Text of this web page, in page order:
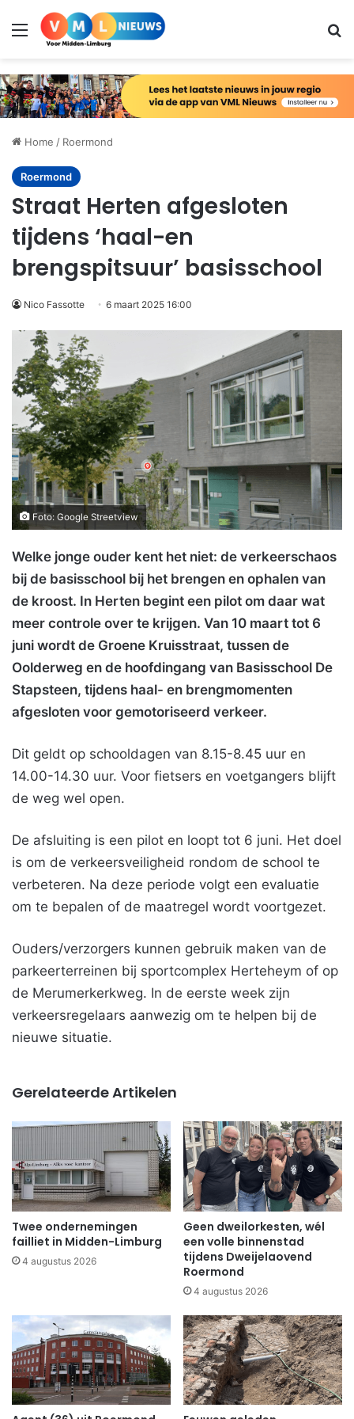
Menu
Home / Roermond
Roermond
Straat Herten afgesloten
tijdens ‘haal-en
brengspitsuur’ basisschool
Nico Fassotte 6 maart 2025 16:00
Foto: Google Streetview
Welke jonge ouder kent het niet: de verkeerschaos
bij de basisschool bij het brengen en ophalen van
de kroost. In Herten begint een pilot om daar wat
meer controle over te krijgen. Van 10 maart tot 6
juni wordt de Groene Kruisstraat, tussen de
Oolderweg en de hoofdingang van Basisschool De
Stapsteen, tijdens haal- en brengmomenten
afgesloten voor gemotoriseerd verkeer.
Dit geldt op schooldagen van 8.15-8.45 uur en
14.00-14.30 uur. Voor fietsers en voetgangers blijft
de weg wel open.
De afsluiting is een pilot en loopt tot 6 juni. Het doel
is om de verkeersveiligheid rondom de school te
verbeteren. Na deze periode volgt een evaluatie
om te bepalen of de maatregel wordt voortgezet.
Ouders/verzorgers kunnen gebruik maken van de
parkeerterreinen bij sportcomplex Herteheym of op
de Merumerkerkweg. In de eerste week zijn
verkeersregelaars aanwezig om te helpen bij de
nieuwe situatie.
Gerelateerde Artikelen
Twee ondernemingen
failliet in Midden-Limburg
4 augustus 2026
Geen dweilorkesten, wél
een volle binnenstad
tijdens Dweijelaovend
Roermond
4 augustus 2026